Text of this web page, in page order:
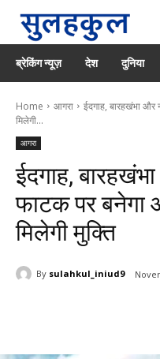
ब्रेकिंग न्यूज़ देश दुनिया
Home आगरा
ईदगाह, बारहखंभा
मिलेगी...
आगरा
ईदगाह,
फाटक पर बनेगा
मिलेगी मुक्ति
By sulahkul_iniud9